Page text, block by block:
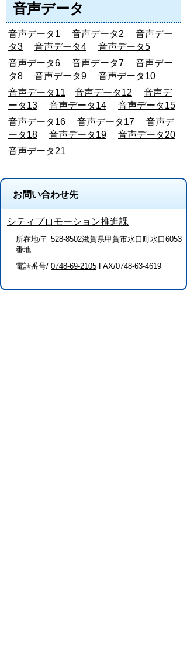
音声データ
音声データ1 音声データ2
音声デー
タ3
音声データ4
音声データ5
音声データ6
音声データ7
音声デー
タ8
音声データ9
音声データ10
音声データ11
音声データ12
音声デ
ータ13
音声データ14
音声データ15
音声データ16
音声データ17
音声デ
ータ18
音声データ19
音声データ20
音声データ21
お問い合わせ先
シティプロモーション推進課
所在地/〒 528-8502滋賀県甲賀市水口町水口6053
番地
電話番号/ 0748-69-2105 FAX/0748-63-4619